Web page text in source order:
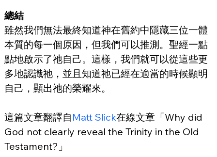
總結
雖然我們無法最終知道神在舊約中隱藏三位一體
本質的每一個原因，但我們可以推測。聖經一點
點地啟示了祂自己。這樣，我們就可以從這些更
多地認識祂，並且知道祂已經在適當的時候顯明
自己，顯出祂的榮耀來。
這篇文章翻譯自 Matt Slick在線文章「Why did
God not clearly reveal the Trinity in the Old
Testament?」